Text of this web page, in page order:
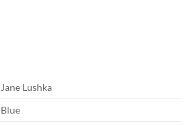
Jane Lushka
Blue